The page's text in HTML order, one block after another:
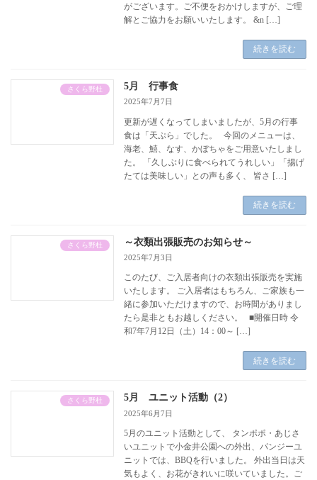
がございます。ご不便をおかけしますが、ご理
解とご協力をお願いいたします。 &n […]
続きを読む
さくら野杜 5月 行事食
2025年7月7日
更新が遅くなってしまいましたが、5月の行事
食は「天ぷら」でした。 今回のメニューは、
海老、鱚、なす、かぼちゃをご用意いたしまし
た。 「久しぶりに食べられてうれしい」「揚げ
たては美味しい」との声も多く、 皆さ […]
続きを読む
さくら野杜 ～衣類出張販売のお知らせ～
2025年7月3日
このたび、ご入居者向けの衣類出張販売を実施
いたします。 ご入居者はもちろん、ご家族も一
緒に参加いただけますので、お時間がありまし
たら是非ともお越しください。 ■開催日時 令
和7年7月12日（土）14：00～ […]
続きを読む
さくら野杜 5月 ユニット活動（2）
2025年6月7日
5月のユニット活動として、 タンポポ・あじさ
いユニットで小金井公園への外出、パンジーユ
ニットでは、BBQを行いました。 外出当日は天
気もよく、お花がきれいに咲いていました。ご